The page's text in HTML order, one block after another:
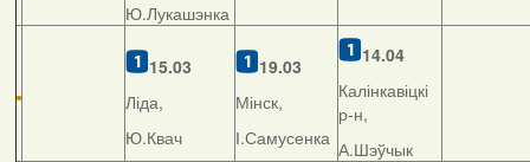
Ю.Лукашэнка
15.03
Ліда,
Ю.Квач
19.03
Мінск,
І.Самусенка
14.04
Калінкавіцкі
р-н,
А.Шэўчык